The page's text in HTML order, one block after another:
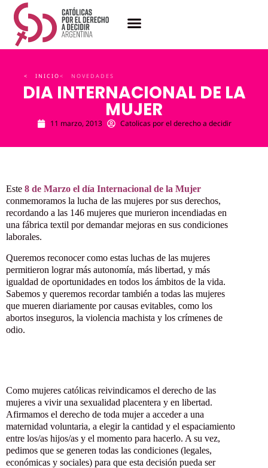
< INICIO< NOVEDADES
DIA INTERNACIONAL DE LA
MUJER
11 marzo, 2013 Catolicas por el derecho a decidir
Este 8 de Marzo el día Internacional de la Mujer
conmemoramos la lucha de las mujeres por sus derechos,
recordando a las 146 mujeres que murieron incendiadas en
una fábrica textil por demandar mejoras en sus condiciones
laborales.
Queremos reconocer como estas luchas de las mujeres
permitieron lograr más autonomía, más libertad, y más
igualdad de oportunidades en todos los ámbitos de la vida.
Sabemos y queremos recordar también a todas las mujeres
que mueren diariamente por causas evitables, como los
abortos inseguros, la violencia machista y los crímenes de
odio.
Como mujeres católicas reivindicamos el derecho de las
mujeres a vivir una sexualidad placentera y en libertad.
Afirmamos el derecho de toda mujer a acceder a una
maternidad voluntaria, a elegir la cantidad y el espaciamiento
entre los/as hijos/as y el momento para hacerlo. A su vez,
pedimos que se generen todas las condiciones (legales,
económicas y sociales) para que esta decisión pueda ser